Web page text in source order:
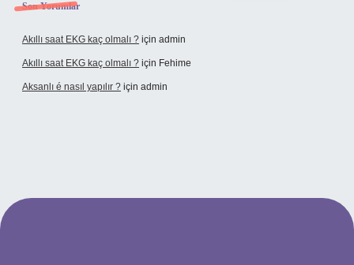
Son Yorumlar
Akıllı saat EKG kaç olmalı ? için admin
Akıllı saat EKG kaç olmalı ? için Fehime
Aksanlı é nasıl yapılır ? için admin